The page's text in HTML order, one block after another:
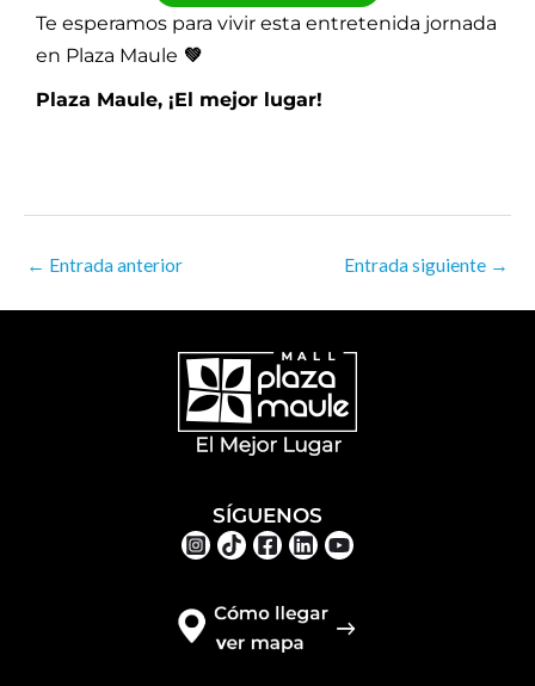
Te esperamos para vivir esta entretenida jornada
en Plaza Maule 💚
Plaza Maule, ¡El mejor lugar!
← Entrada anterior Entrada siguiente →
SÍGUENOS